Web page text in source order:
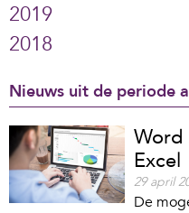
2019
2018
Nieuws uit de periode
Word
Excel
29 april
De